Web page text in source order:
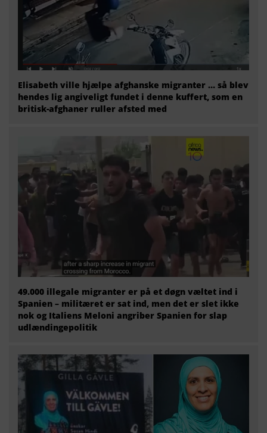
Elisabeth ville hjælpe afghanske migranter … så blev
hendes lig angiveligt fundet i denne kuffert, som en
britisk-afghaner ruller afsted med
49.000 illegale migranter er på et døgn væltet ind i
Spanien – militæret er sat ind, men det er slet ikke
nok og Italiens Meloni angriber Spanien for slap
udlændingepolitik